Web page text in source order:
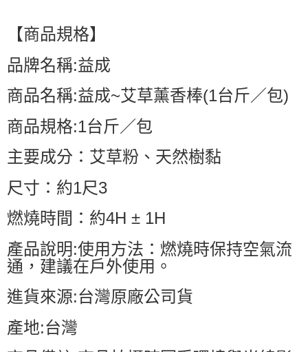
國家/地區配送0330
【商品規格】
品牌名稱:益成
商品名稱:益成~艾草薰香棒(1台斤／包)
商品規格:1台斤／包
主要成分：艾草粉、天然樹黏
尺寸：約1尺3
燃燒時間：約4H ± 1H
產品說明:使用方法：燃燒時保持空氣流
通，建議在戶外使用。
進貨來源:台灣原廠公司貨
產地:台灣